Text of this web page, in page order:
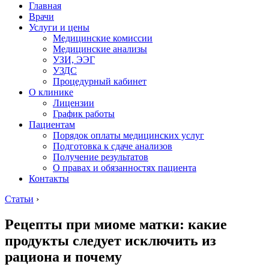
Главная
Врачи
Услуги и цены
Медицинские комиссии
Медицинские анализы
УЗИ, ЭЭГ
УЗДС
Процедурный кабинет
О клинике
Лицензии
График работы
Пациентам
Порядок оплаты медицинских услуг
Подготовка к сдаче анализов
Получение результатов
О правах и обязанностях пациента
Контакты
Статьи ›
Рецепты при миоме матки: какие
продукты следует исключить из
рациона и почему